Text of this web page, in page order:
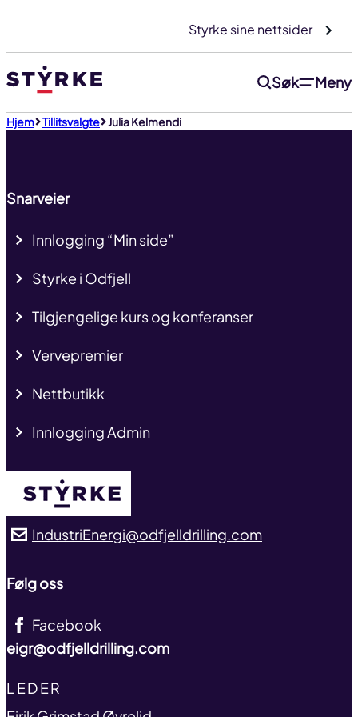
innhold
Styrke sine nettsider
Søk Meny
Hjem Tillitsvalgte Julia Kelmendi
Snarveier
Innlogging “Min side”
Styrke i Odfjell
Tilgjengelige kurs og konferanser
Vervepremier
Nettbutikk
Innlogging Admin
IndustriEnergi@odfjelldrilling.com
Følg oss
Facebook
eigr@odfjelldrilling.com
TITLE
LEDER